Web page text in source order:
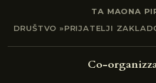
TA MAONA
DRUŠTVO »PRIJATELJI
Co-